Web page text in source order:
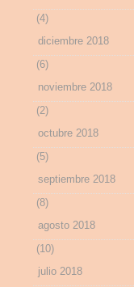
(4)
diciembre 2018
(6)
noviembre 2018
(2)
octubre 2018
(5)
septiembre 2018
(8)
agosto 2018
(10)
julio 2018